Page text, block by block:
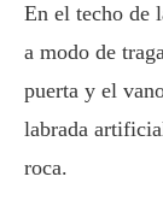
En el techo de
a modo de
puerta y el
labrada
roca.